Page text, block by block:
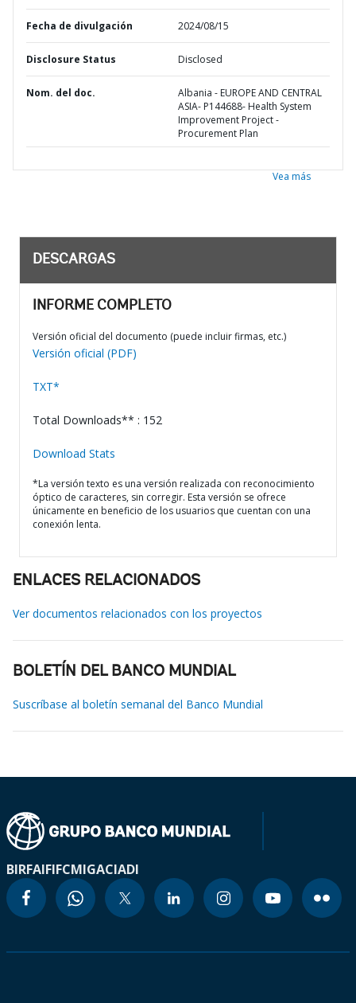
Fecha de divulgación 2024/08/15
Disclosure Status Disclosed
Nom. del doc.
Albania - EUROPE AND CENTRAL
ASIA- P144688- Health System
Improvement Project -
Procurement Plan
Vea más
DESCARGAS
INFORME COMPLETO
Versión oficial del documento (puede incluir firmas, etc.)
Versión oficial (PDF)
TXT*
Total Downloads** : 152
Download Stats
*La versión texto es una versión realizada con reconocimiento
óptico de caracteres, sin corregir. Esta versión se ofrece
únicamente en beneficio de los usuarios que cuentan con una
conexión lenta.
ENLACES RELACIONADOS
Ver documentos relacionados con los proyectos
BOLETÍN DEL BANCO MUNDIAL
Suscríbase al boletín semanal del Banco Mundial
BIRFAIFIFCMIGACIADI